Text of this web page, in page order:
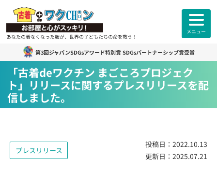
あなたの着なくなった服が、世界の子どもたちの命を救う！
メニュー
古着deワクチンについて
各拠点紹介
古着deワクチンセンター紹介
第3回ジャパンSDGsアワード特別賞 SDGsパートナーシップ賞受賞
「古着deワクチン まごころプロジェク
ト」リリースに関するプレスリリースを配
信しました。
プレスリリース
投稿日： 2022.10.13
更新日： 2025.07.21